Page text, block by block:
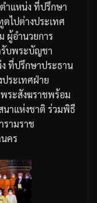
ำแหน่ง ที่ปรึกษา
ไปต่างประเทศ
ผู้อำนวยการ
รับพระบัญชา
ที่ปรึกษาประธาน
ระเทศฝ่าย
ระสังฆราชพร้อม
าแห่งชาติ ร่วมพิธี
ามราช
คร